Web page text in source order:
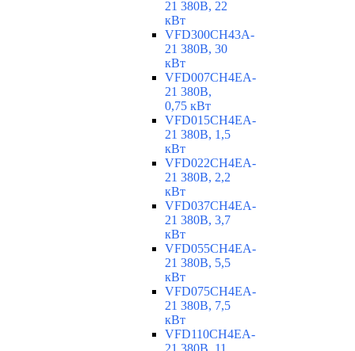
21 380В, 22
кВт
VFD300CH43A-
21 380В, 30
кВт
VFD007CH4EA-
21 380В,
0,75 кВт
VFD015CH4EA-
21 380В, 1,5
кВт
VFD022CH4EA-
21 380В, 2,2
кВт
VFD037CH4EA-
21 380В, 3,7
кВт
VFD055CH4EA-
21 380В, 5,5
кВт
VFD075CH4EA-
21 380В, 7,5
кВт
VFD110CH4EA-